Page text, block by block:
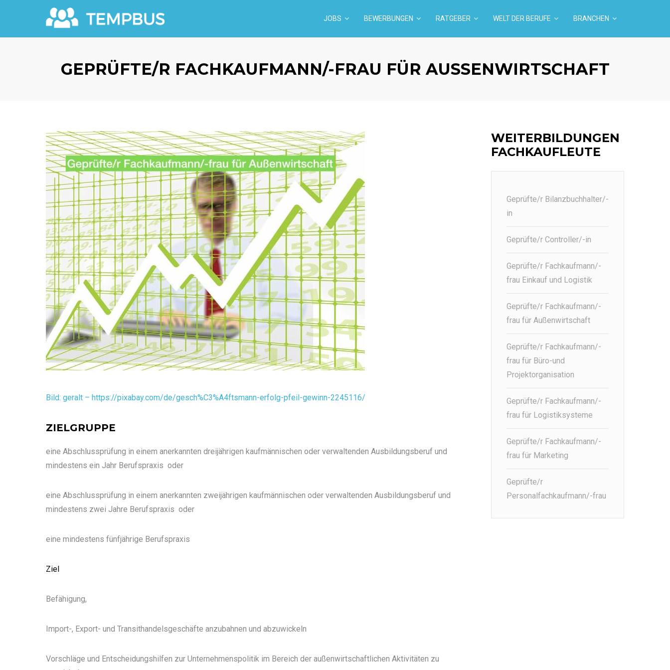
JOBS BEWERBUNGEN RATGEBER WELT DER BERUFE BRANCHEN
GEPRÜFTE/R FACHKAUFMANN/-FRAU FÜR AUSSENWIRTSCHAFT
Bild: geralt – https://pixabay.com/de/gesch%C3%A4ftsmann-erfolg-pfeil-gewinn-2245116/
ZIELGRUPPE
eine Abschlussprüfung in einem anerkannten dreijährigen kaufmännischen oder verwaltenden Ausbildungsberuf und
mindestens ein Jahr Berufspraxis oder
eine Abschlussprüfung in einem anerkannten zweijährigen kaufmännischen oder verwaltenden Ausbildungsberuf und
mindestens zwei Jahre Berufspraxis oder
eine mindestens fünfjährige Berufspraxis
Ziel
Befähigung,
Import-, Export- und Transithandelsgeschäfte anzubahnen und abzuwickeln
Vorschläge und Entscheidungshilfen zur Unternehmenspolitik im Bereich der außenwirtschaftlichen Aktivitäten zu
WEITERBILDUNGEN
FACHKAUFLEUTE
Geprüfte/r Bilanzbuchhalter/-
in
Geprüfte/r Controller/-in
Geprüfte/r Fachkaufmann/-
frau Einkauf und Logistik
Geprüfte/r Fachkaufmann/-
frau für Außenwirtschaft
Geprüfte/r Fachkaufmann/-
frau für Büro-und
Projektorganisation
Geprüfte/r Fachkaufmann/-
frau für Logistiksysteme
Geprüfte/r Fachkaufmann/-
frau für Marketing
Geprüfte/r
Personalfachkaufmann/-frau